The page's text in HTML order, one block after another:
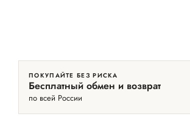
ПОКУПАЙТЕ БЕЗ РИСКА
Бесплатный обмен и возврат
по всей России